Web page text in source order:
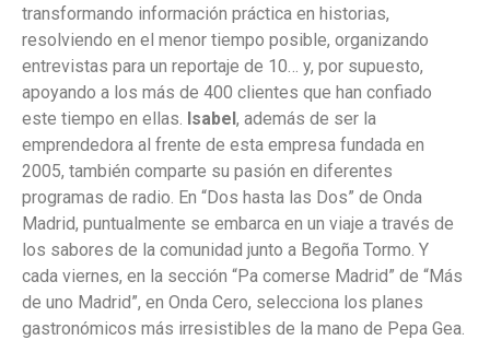
transformando información práctica en historias,
resolviendo en el menor tiempo posible, organizando
entrevistas para un reportaje de 10… y, por supuesto,
apoyando a los más de 400 clientes que han confiado
este tiempo en ellas. Isabel , además de ser la
emprendedora al frente de esta empresa fundada en
2005, también comparte su pasión en diferentes
programas de radio. En “Dos hasta las Dos” de Onda
Madrid, puntualmente se embarca en un viaje a través de
los sabores de la comunidad junto a Begoña Tormo. Y
cada viernes, en la sección “Pa comerse Madrid” de “Más
de uno Madrid”, en Onda Cero, selecciona los planes
gastronómicos más irresistibles de la mano de Pepa Gea.